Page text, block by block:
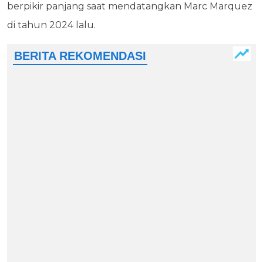
berpikir panjang saat mendatangkan Marc Marquez
di tahun 2024 lalu.